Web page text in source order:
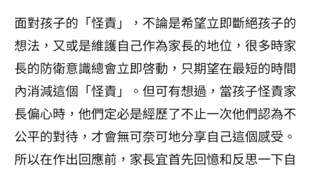
面對孩子的「怪責」，不論是希望立即斷絕孩子的
想法，又或是維護自己作為家長的地位，很多時家
長的防衛意識總會立即啓動，只期望在最短的時間
內消減這個「怪責」。但可有想過，當孩子怪責家
長偏心時，他們定必是經歷了不止一次他們認為不
公平的對待，才會無可奈可地分享自己這個感受。
所以在作出回應前，家長宜首先回憶和反思一下自